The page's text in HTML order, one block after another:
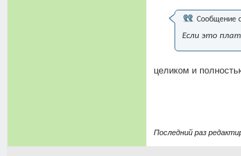
Сообщение
Если это
целиком и
Последний раз